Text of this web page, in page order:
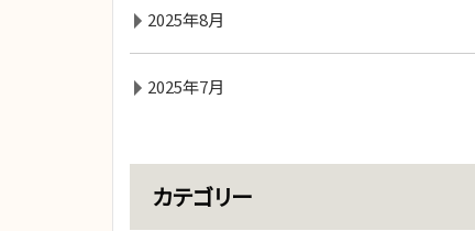
2025年8月
2025年7月
カテゴリー